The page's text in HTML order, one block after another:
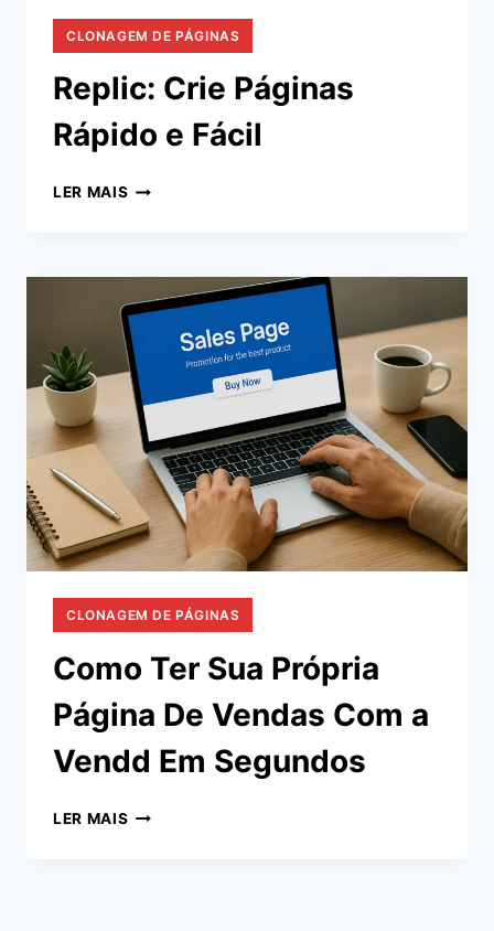
CLONAGEM DE PÁGINAS
Replic: Crie Páginas
Rápido e Fácil
LER MAIS REPLIC:
E
FÁCIL
CLONAGEM DE PÁGINAS
Como Ter Sua Própria
Página De Vendas Com a
Vendd Em Segundos
LER MAIS COMO